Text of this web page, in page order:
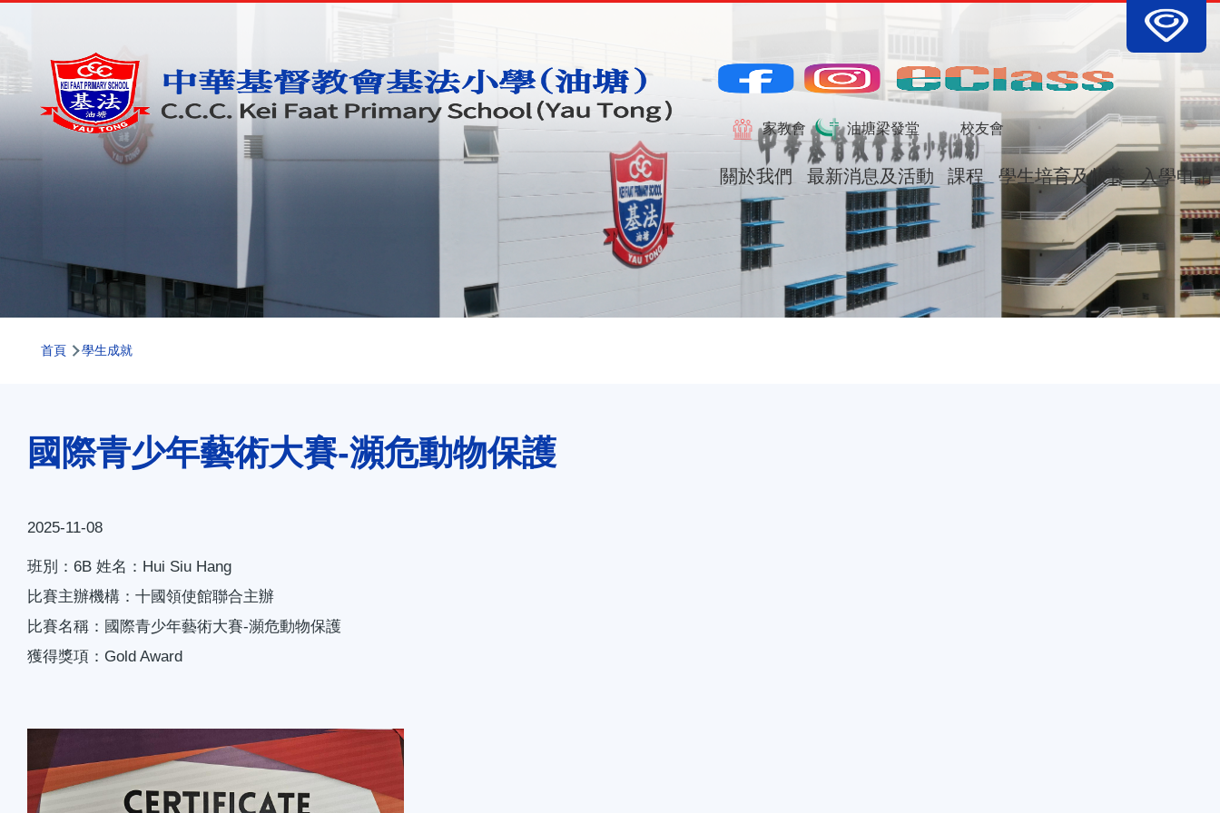
家教會 油塘梁發堂 校友會
navigation
關於我們 最新消息及活動 課程 學生培育及牧養 入學申請
導
結
首頁 學生成就
國際青少年藝術大賽-瀕危動物保護
2025-11-08
班別：6B 姓名：Hui Siu Hang
比賽主辦機構：十國領使館聯合主辦
比賽名稱：國際青少年藝術大賽-瀕危動物保護
獲得獎項：Gold Award